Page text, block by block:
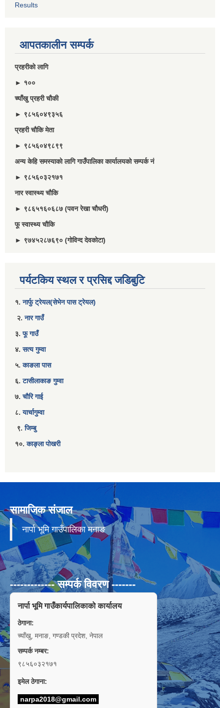
Results
आपतकालीन सम्पर्क
प्रहरीकाे लागि
► १००
च्याँखु प्रहरी चाैकी
► ९८५६०४९३५६
प्रहरी चौकि मेता
► ९८५६०४९८९९
अन्य केहि समस्याको लागि गाउँपालिका कार्यालयको सम्पर्क नं
► ९८५६०३२१७१
नार स्वास्थ्य चौकि
► ९८६५१६०६८७ (पवन रेखा चौधरी)
फू स्वास्थ्य चौकि
► ९७४५२८७६९० (गोविन्द देवकोटा)
पर्यटकिय स्थल र प्रसिद्द जडिबुटि
१.नार्फु ट्रेयल(सेभेन पास ट्रेयल)
२.नार गाउँ
३.फू गाउँ
४.सत्य गुम्वा
५.काङला पास
६.टासीलाकाङ गुम्वा
७.चौरि गाई
८.यार्चागुम्वा
९.जिम्बु
१०.काङ्ला पोखरी
सामाजिक संजाल
नार्पा भूमि गाउँपालिका मनाङ
------------- सम्पर्क विवरण -------
नार्पा भूमि गाउँकार्यपालिकाको कार्यालय
ठेगाना:
च्याँखु, मनाङ, गण्डकी प्रदेश, नेपाल
सम्पर्क नम्बर:
९८५६०३२१७१
इमेल ठेगाना:
narpa2018@gmail.com